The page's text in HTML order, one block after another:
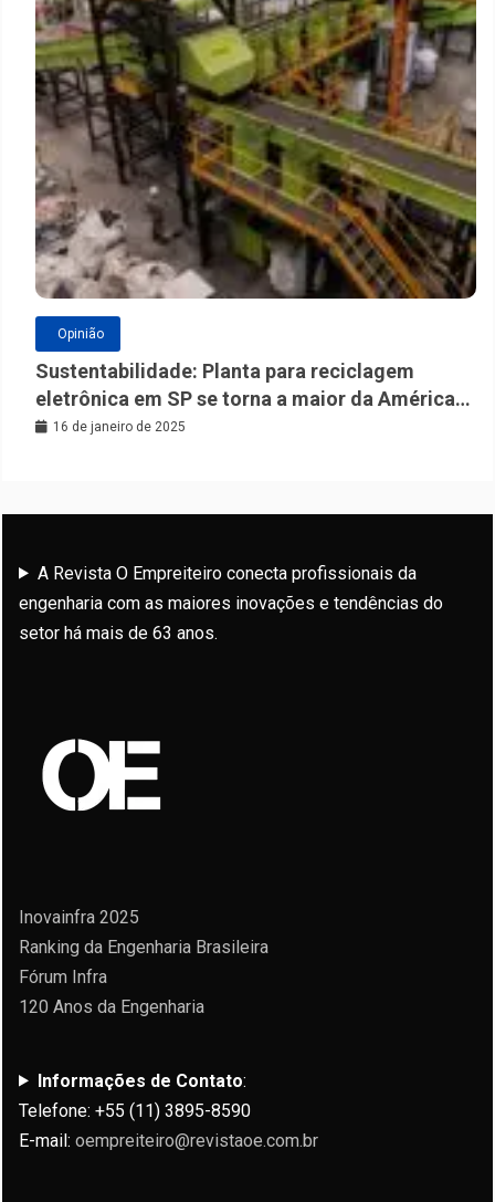
Opinião
Sustentabilidade: Planta para reciclagem
eletrônica em SP se torna a maior da América
Latina
16 de janeiro de 2025
A Revista O Empreiteiro conecta profissionais da
engenharia com as maiores inovações e tendências do
setor há mais de 63 anos.
Inovainfra 2025
Ranking da Engenharia Brasileira
Fórum Infra
120 Anos da Engenharia
Informações de Contato:
Telefone: +55 (11) 3895-8590
E-mail: oempreiteiro@revistaoe.com.br